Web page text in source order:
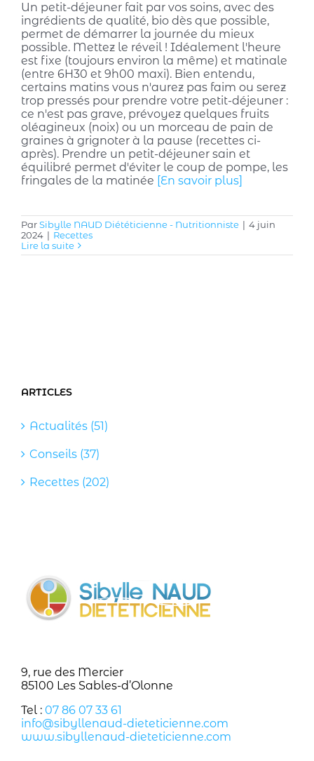
Un petit-déjeuner fait par vos soins, avec des
ingrédients de qualité, bio dès que possible,
permet de démarrer la journée du mieux
possible. Mettez le réveil ! Idéalement l'heure
est fixe (toujours environ la même) et matinale
(entre 6H30 et 9h00 maxi). Bien entendu,
certains matins vous n'aurez pas faim ou serez
trop pressés pour prendre votre petit-déjeuner :
ce n'est pas grave, prévoyez quelques fruits
oléagineux (noix) ou un morceau de pain de
graines à grignoter à la pause (recettes ci-
après). Prendre un petit-déjeuner sain et
équilibré permet d'éviter le coup de pompe, les
fringales de la matinée [En savoir plus]
ParSibylle NAUD Diététicienne - Nutritionniste | 4 juin
2024 | Recettes
Lire la suite
ARTICLES
Actualités (51)
Conseils (37)
Recettes (202)
9, rue des Mercier
85100 Les Sables-d’Olonne
Tel : 07 86 07 33 61
info@sibyllenaud-dieteticienne.com
www.sibyllenaud-dieteticienne.com